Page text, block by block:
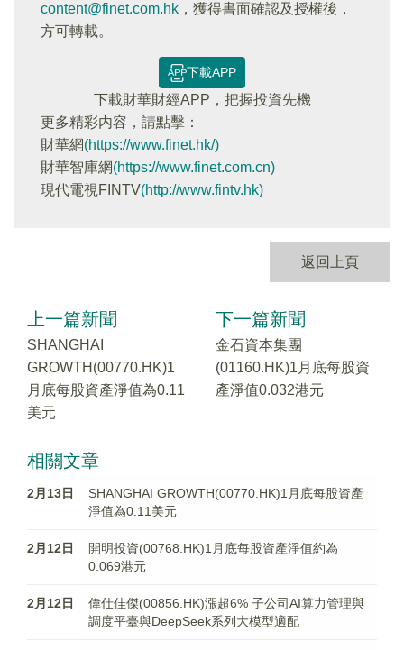
content@finet.com.hk ，獲得書面確認及授權後，
方可轉載。
下載APP
下載財華財經APP，把握投資先機
更多精彩内容，請點擊：
財華網(https://www.finet.hk/)
財華智庫網(https://www.finet.com.cn)
現代電視FINTV(http://www.fintv.hk)
返回上頁
上一篇新聞
SHANGHAI
GROWTH(00770.HK)1
月底每股資產淨值為0.11
美元
下一篇新聞
金石資本集團
(01160.HK)1月底每股資
產淨值0.032港元
相關文章
2月13日
SHANGHAI GROWTH(00770.HK)1月底每股資產
淨值為0.11美元
2月12日
開明投資(00768.HK)1月底每股資產淨值約為
0.069港元
2月12日
偉仕佳傑(00856.HK)漲超6% 子公司AI算力管理與
調度平臺與DeepSeek系列大模型適配